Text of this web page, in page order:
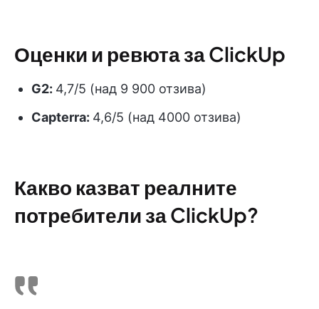
Оценки и ревюта за ClickUp
G2: 4,7/5 (над 9 900 отзива)
Capterra: 4,6/5 (над 4000 отзива)
Какво казват реалните
потребители за ClickUp?